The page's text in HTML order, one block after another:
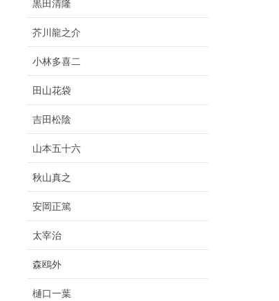
黒田清隆
芥川龍之介
小林多喜二
田山花袋
吉田松陰
山本五十六
秋山真之
安岡正篤
太宰治
森鴎外
樋口一葉